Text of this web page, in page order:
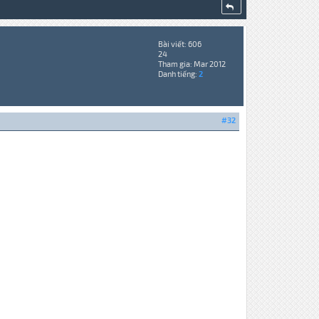
Bài viết: 606
24
Tham gia: Mar 2012
Danh tiếng: 2
#32